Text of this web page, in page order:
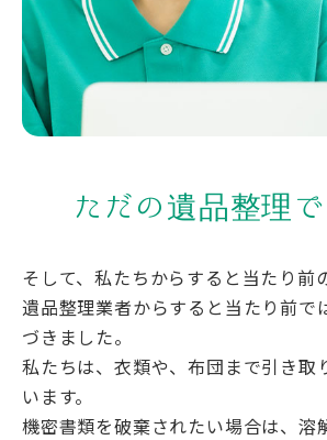
ただの遺品整理
そして、私たちからすると当たり前
遺品整理業者からすると当たり前で
づきました。
私たちは、衣類や、布団まで引き取
います。
機密書類を破棄されたい場合は、溶